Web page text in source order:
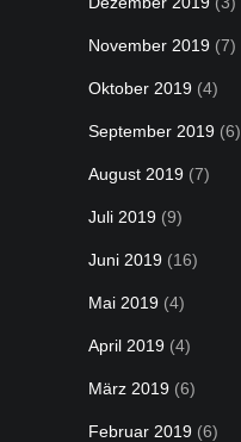
November 2019 (7)
Oktober 2019 (4)
September 2019 (6)
August 2019 (7)
Juli 2019 (9)
Juni 2019 (16)
Mai 2019 (4)
April 2019 (4)
März 2019 (6)
Februar 2019 (6)